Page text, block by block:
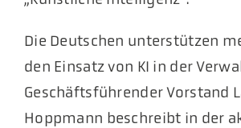
Die Deutschen unterstützen
den Einsatz von KI in der
Geschäftsführender Vorstand
Hoppmann beschreibt in der